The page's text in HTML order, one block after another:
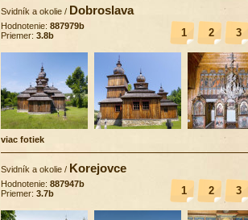
Svidník a okolie / Dobroslava
1 2 3
Hodnotenie: 887979b
Priemer: 3.8b
viac fotiek
Svidník a okolie / Korejovce
1 2 3
Hodnotenie: 887947b
Priemer: 3.7b